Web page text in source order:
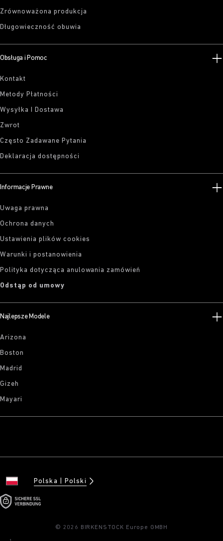
Zrównoważona produkcja
Długowieczność obuwia
Obsługa i Pomoc
Kontakt
Metody Płatności
Wysyłka I Dostawa
Zwrot
Często Zadawane Pytania
Deklaracja dostępności
Informacje Prawne
Uwaga prawna
Ochrona danych
Ustawienia plików cookies
Warunki i postanowienia
Polityka dotycząca anulowania zamówień
Odstąp od umowy
Najlepsze Modele
Arizona
Boston
Madrid
Gizeh
Mayari
Polska Polski
© 2026 BIRKENSTOCK Europe GMBH